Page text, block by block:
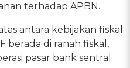
terhadap APBN.
antara kebijakan fiskal
berada di ranah fiskal,
pasar bank sentral.